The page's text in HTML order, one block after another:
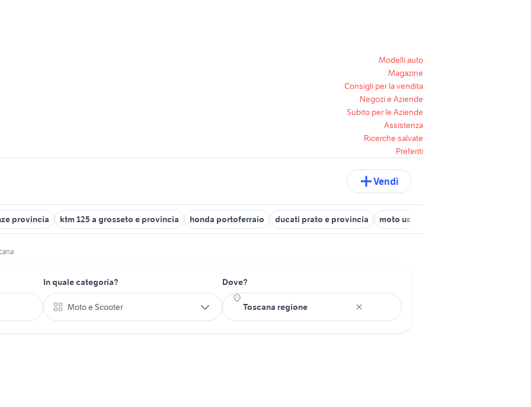
Modelli auto
Magazine
Consigli per la vendita
Negozi e Aziende
Subito per le Aziende
Assistenza
Ricerche salvate
Preferiti
Vendi
provincia ktm 125 a grosseto e provincia honda portoferraio ducati prato e provincia moto usate san gimignano
In quale categoria?
Moto e Scooter
Dove?